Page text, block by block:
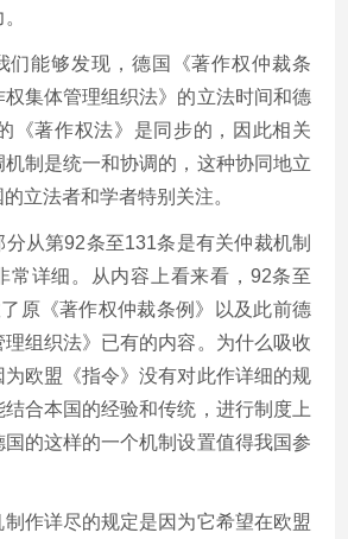
们能够发现，德国《著作权仲裁条
集体管理组织法》的立法时间和德
《著作权法》是同步的，因此相关
制是统一和协调的，这种协同地立
立法者和学者特别关注。
分从第92条至131条是有关仲裁机制
常详细。从内容上看来看，92条至
原《著作权仲裁条例》以及此前德
理组织法》已有的内容。为什么吸收
欧盟《指令》没有对此作详细的规
合本国的经验和传统，进行制度上
的这样的一个机制设置值得我国参
作详尽的规定是因为它希望在欧盟